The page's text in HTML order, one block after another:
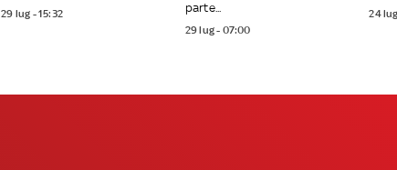
29 lug - 15:32
parte...
29 lug - 07:00
24